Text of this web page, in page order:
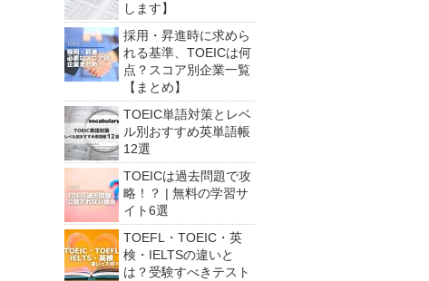
します】
採用・昇進時に求めら
れる基準、TOEICは何
点？スコア別企業一覧
【まとめ】
TOEIC単語対策とレベ
ル別おすすめ英単語帳
12選
TOEICは過去問題で攻
略！？ | 無料の学習サ
イト6選
TOEFL・TOEIC・英
検・IELTSの違いと
は？受験すべきテスト